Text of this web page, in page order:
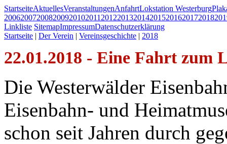
StartseiteAktuellesVeranstaltungenAnfahrtLokstation Westerburg
200620072008200920102011 2012201320142015201620172018
Linkliste SitemapImpressumDatenschutzerklärung
Startseite | Der Verein | Vereinsgeschichte | 2018
22.01.2018 - Eine Fahrt zum
Die Westerwälder
Eisenbahn- und
schon seit Jahren durch